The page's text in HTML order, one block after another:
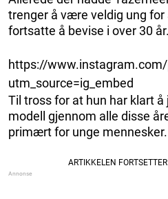
trenger å være veldig ung
fortsatte å bevise i over 30 år.
https://
utm_source=ig_embed
Til tross for at hun har klart
modell gjennom alle disse
primært for unge mennesker.